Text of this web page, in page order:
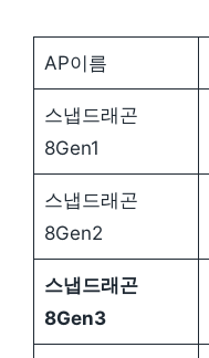
AP이름
스냅드래곤
8Gen1
스냅드래곤
8Gen2
스냅드래곤
8Gen3